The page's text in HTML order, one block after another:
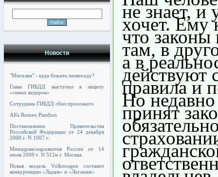
Новости
"Мигалки" - куда бежать пешеходу?
Глава ГИБДД выступил в защиту
«синих ведерок»
Сотрудник ГИБДД сбил прохожего
Alfa Romeo Pandion
Постановление Правительства
Российской Федерации от 24 декабря
2008 г. N 1007 г.
Минздравсоцразвития России от 14
июля 2009 г. N 512н г. Москва
Новая модель Volkswagen составит
конкуренцию «Ладам» и «Логанам»
не знает, и
хочет. Ему
что законы
там, в
а в
действуют
правила и
Но
принят